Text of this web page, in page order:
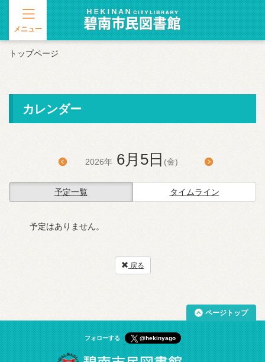
メニュー
トップページ
カレンダー
2026年6月5日 (金)
予定一覧 タイムライン
予定はありません。
戻る
ページトップ
フォローする @hekinyago